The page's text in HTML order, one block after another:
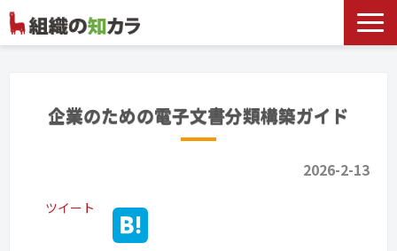
記事カテゴリ一覧
企業のための電子文書分類構築ガイド
2026-2-13
ツイート